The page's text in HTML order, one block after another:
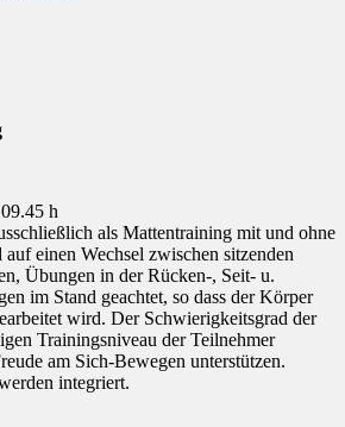
h
als Mattentraining mit und ohne
einen Wechsel zwischen sitzenden
Übungen in der Rücken-, Seit- u.
im Stand geachtet, so dass der Körper
wird. Der Schwierigkeitsgrad der
Trainingsniveau der Teilnehmer
am Sich-Bewegen unterstützen.
integriert.